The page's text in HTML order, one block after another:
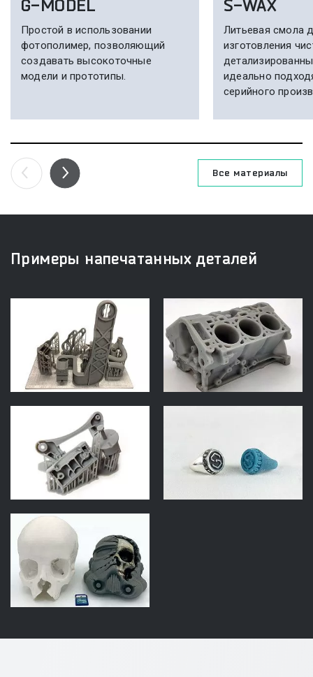
G-MODEL
Простой в использовании
фотополимер, позволяющий
создавать высокоточные
модели и прототипы.
S-WAX
Литьевая смола
изготовления
идеально
серийного
Все материалы
Примеры напечатанных деталей